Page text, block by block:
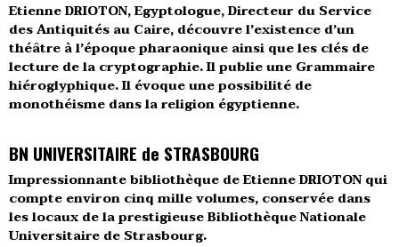
Etienne DRIOTON, Egyptologue, Directeur du Service
des Antiquités au Caire, découvre l’existence d’un
théâtre à l’époque pharaonique ainsi que les clés de
lecture de la cryptographie. Il publie une Grammaire
hiéroglyphique. Il évoque une possibilité de
monothéisme dans la religion égyptienne.
BN UNIVERSITAIRE de STRASBOURG
Impressionnante bibliothèque de Etienne DRIOTON qui
compte environ cinq mille volumes, conservée dans
les locaux de la prestigieuse Bibliothèque Nationale
Universitaire de Strasbourg.